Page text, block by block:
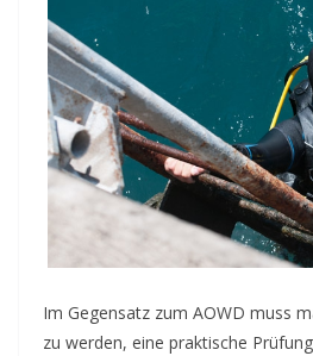
Im Gegensatz zum AOWD muss
zu werden, eine praktische